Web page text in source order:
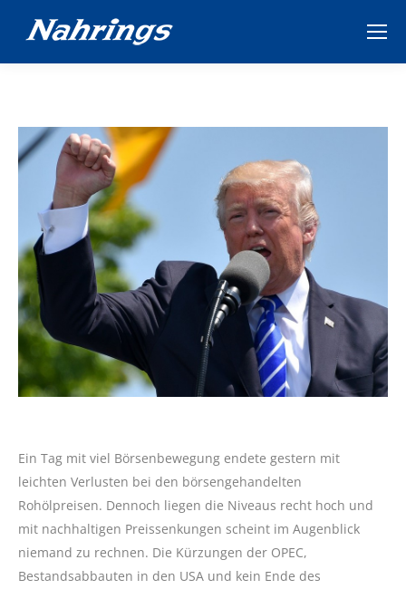
Ein Tag mit viel Börsenbewegung endete gestern mit
leichten Verlusten bei den börsengehandelten
Rohölpreisen. Dennoch liegen die Niveaus recht hoch und
mit nachhaltigen Preissenkungen scheint im Augenblick
niemand zu rechnen. Die Kürzungen der OPEC,
Bestandsabbauten in den USA und kein Ende des